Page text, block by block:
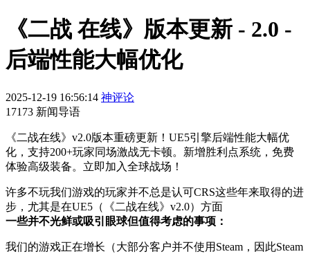
《二战 在线》版本更新 - 2.0 -
后端性能大幅优化
2025-12-19 16:56:14 神评论
17173 新闻导语
《二战在线》v2.0版本重磅更新！UE5引擎后端性能大幅优
化，支持200+玩家同场激战无卡顿。新增胜利点系统，免费
体验高级装备。立即加入全球战场！
许多不玩我们游戏的玩家并不总是认可CRS这些年来取得的进
步，尤其是在UE5（《二战在线》v2.0）方面
一些并不光鲜或吸引眼球但值得考虑的事项：
我们的游戏正在增长（大部分客户并不使用Steam，因此Steam